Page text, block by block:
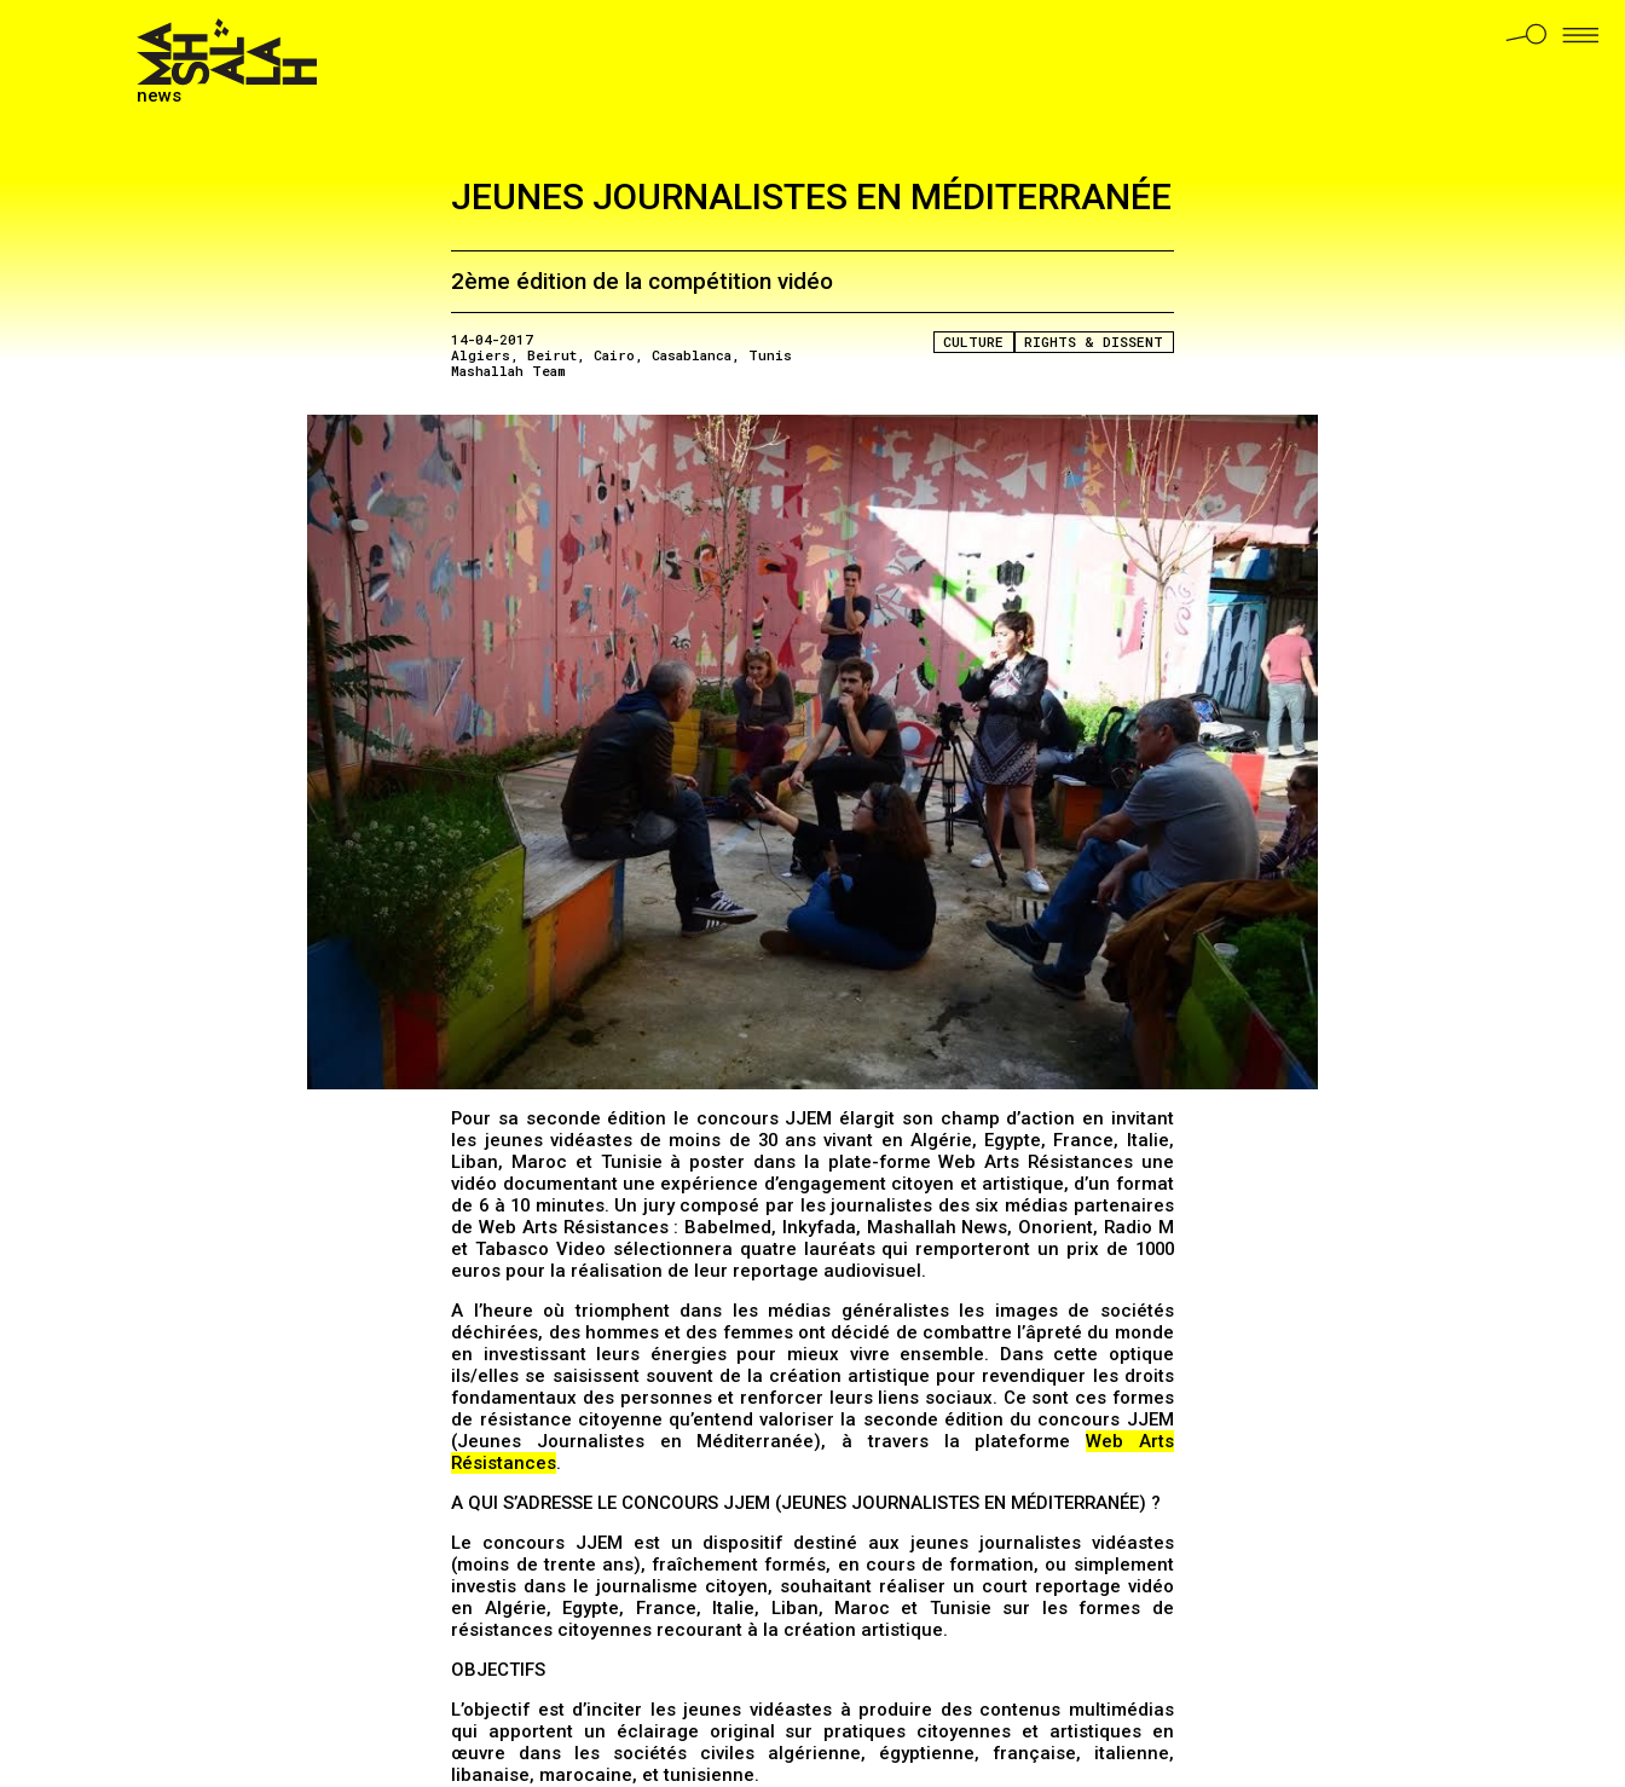
news
JEUNES JOURNALISTES EN MÉDITERRANÉE
2ème édition de la compétition vidéo
14-04-2017
Algiers
Beirut Cairo Casablanca
Tunis
Mashallah Team
CULTURE RIGHTS & DISSENT
Pour sa seconde édition le concours JJEM élargit son champ d’action en invitant
les jeunes vidéastes de moins de 30 ans vivant en Algérie, Egypte, France, Italie,
Liban, Maroc et Tunisie à poster dans la plate-forme Web Arts Résistances une
vidéo documentant une expérience d’engagement citoyen et artistique, d’un format
de 6 à 10 minutes. Un jury composé par les journalistes des six médias partenaires
de Web Arts Résistances : Babelmed, Inkyfada, Mashallah News, Onorient, Radio M
et Tabasco Video sélectionnera quatre lauréats qui remporteront un prix de 1000
euros pour la réalisation de leur reportage audiovisuel.
A l’heure où triomphent dans les médias généralistes les images de sociétés
déchirées, des hommes et des femmes ont décidé de combattre l’âpreté du monde
en investissant leurs énergies pour mieux vivre ensemble. Dans cette optique
ils/elles se saisissent souvent de la création artistique pour revendiquer les droits
fondamentaux des personnes et renforcer leurs liens sociaux. Ce sont ces formes
de résistance citoyenne qu’entend valoriser la seconde édition du concours JJEM
(Jeunes Journalistes en Méditerranée), à travers la plateforme Web Arts
Résistances.
A QUI S’ADRESSE LE CONCOURS JJEM (JEUNES JOURNALISTES EN MÉDITERRANÉE) ?
Le concours JJEM est un dispositif destiné aux jeunes journalistes vidéastes
(moins de trente ans), fraîchement formés, en cours de formation, ou simplement
investis dans le journalisme citoyen, souhaitant réaliser un court reportage vidéo
en Algérie, Egypte, France, Italie, Liban, Maroc et Tunisie sur les formes de
résistances citoyennes recourant à la création artistique.
OBJECTIFS
L’objectif est d’inciter les jeunes vidéastes à produire des contenus multimédias
qui apportent un éclairage original sur pratiques citoyennes et artistiques en
œuvre dans les sociétés civiles algérienne, égyptienne, française, italienne,
libanaise, marocaine, et tunisienne.